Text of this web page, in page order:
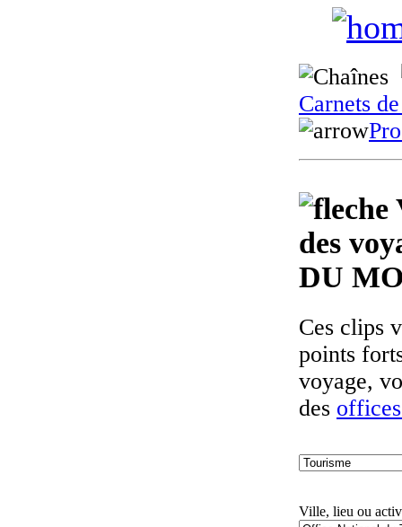
Carnets
des
DU
Ces clips
points
voyage,
des
Ville, lieu ou